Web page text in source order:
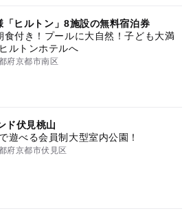
ヒルトン」8施設の無料宿泊券
食付き！プールに大自然！子ども大満
ルトンホテルへ
府京都市南区
ド伏見桃山
遊べる会員制大型室内公園！
府京都市伏見区